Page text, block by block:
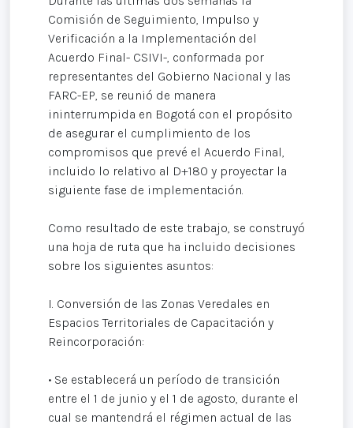
Comisión de Seguimiento, Impulso y
Verificación a la Implementación del
Acuerdo Final- CSIVI-, conformada por
representantes del Gobierno Nacional y las
FARC-EP, se reunió de manera
ininterrumpida en Bogotá con el propósito
de asegurar el cumplimiento de los
compromisos que prevé el Acuerdo Final,
incluido lo relativo al D+180 y proyectar la
siguiente fase de implementación.
Como resultado de este trabajo, se construyó
una hoja de ruta que ha incluido decisiones
sobre los siguientes asuntos:
I. Conversión de las Zonas Veredales en
Espacios Territoriales de Capacitación y
Reincorporación:
• Se establecerá un período de transición
entre el 1 de junio y el 1 de agosto, durante el
cual se mantendrá el régimen actual de las